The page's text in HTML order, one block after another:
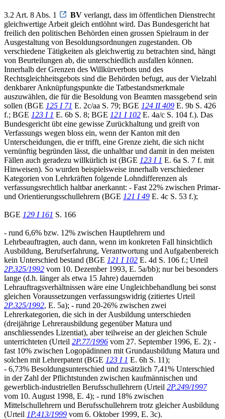
3.2 Art. 8 Abs. 1 BV verlangt, dass im öffentlichen Dienstrecht
gleichwertige Arbeit gleich entlöhnt wird. Das Bundesgericht hat
freilich den politischen Behörden einen grossen Spielraum in der
Ausgestaltung von Besoldungsordnungen zugestanden. Ob
verschiedene Tätigkeiten als gleichwertig zu betrachten sind, hängt
von Beurteilungen ab, die unterschiedlich ausfallen können.
Innerhalb der Grenzen des Willkürverbots und des
Rechtsgleichheitsgebots sind die Behörden befugt, aus der Vielzahl
denkbarer Anknüpfungspunkte die Tatbestandsmerkmale
auszuwählen, die für die Besoldung von Beamten massgebend sein
sollen (BGE 125 I 71 E. 2c/aa S. 79; BGE 124 II 409 E. 9b S. 426
f.; BGE 123 I 1 E. 6b S. 8; BGE 121 I 102 E. 4a/c S. 104 f.). Das
Bundesgericht übt eine gewisse Zurückhaltung und greift von
Verfassungs wegen bloss ein, wenn der Kanton mit den
Unterscheidungen, die er trifft, eine Grenze zieht, die sich nicht
vernünftig begründen lässt, die unhaltbar und damit in den meisten
Fällen auch geradezu willkürlich ist (BGE 123 I 1 E. 6a S. 7 f. mit
Hinweisen). So wurden beispielsweise innerhalb verschiedener
Kategorien von Lehrkräften folgende Lohndifferenzen als
verfassungsrechtlich haltbar anerkannt: - Fast 22% zwischen Primar-
und Orientierungsschullehrern (BGE 121 I 49 E. 4c S. 53 f.);
BGE 129 I 161 S. 166
- rund 6,6% bzw. 12% zwischen Hauptlehrern und
Lehrbeauftragten, auch dann, wenn im konkreten Fall hinsichtlich
Ausbildung, Berufserfahrung, Verantwortung und Aufgabenbereich
kein Unterschied bestand (BGE 121 I 102 E. 4d S. 106 f.; Urteil
2P.325/1992 vom 10. Dezember 1993, E. 5a/bb); nur bei besonders
lange (d.h. länger als etwa 15 Jahre) dauernden
Lehrauftragsverhältnissen wäre eine Ungleichbehandlung bei sonst
gleichen Voraussetzungen verfassungswidrig (zitiertes Urteil
2P.325/1992, E. 5a); - rund 20-26% zwischen zwei
Lehrerkategorien, die sich in der Ausbildung unterschieden
(dreijährige Lehrerausbildung gegenüber Matura und
anschliessendes Lizentiat), aber teilweise an der gleichen Schule
unterrichteten (Urteil 2P.77/1996 vom 27. September 1996, E. 2); -
fast 10% zwischen Logopädinnen mit Grundausbildung Matura und
solchen mit Lehrerpatent (BGE 123 I 1 E. 6h S. 11);
- 6,73% Besoldungsunterschied und zusätzlich 7,41% Unterschied
in der Zahl der Pflichtstunden zwischen kaufmännischen und
gewerblich-industriellen Berufsschullehrern (Urteil 2P.249/1997
vom 10. August 1998, E. 4); - rund 18% zwischen
Mittelschullehrern und Berufsschullehrern trotz gleicher Ausbildung
(Urteil 1P.413/1999 vom 6. Oktober 1999, E. 3c).